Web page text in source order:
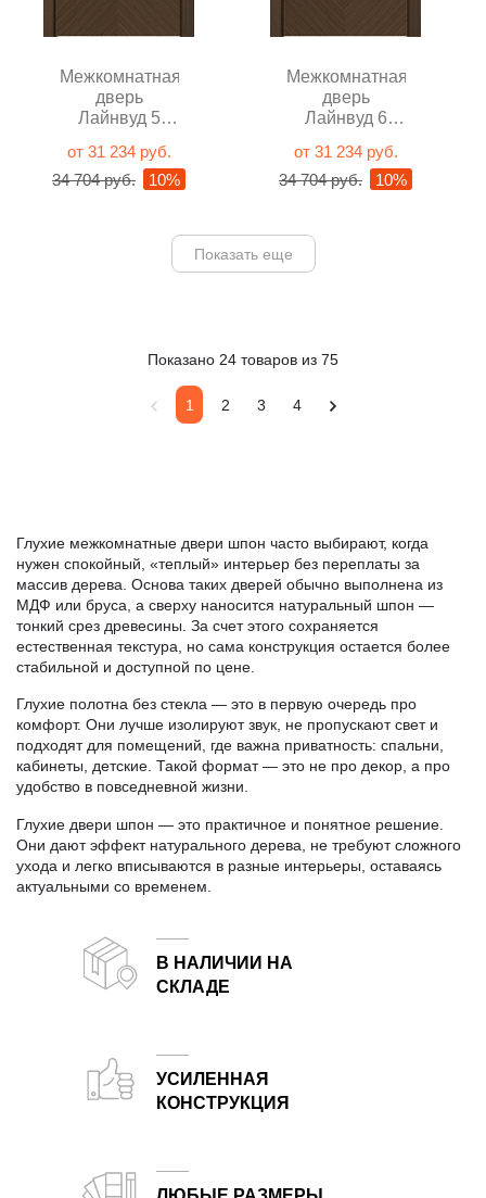
Межкомнатная
дверь
Лайнвуд 5
от 31 234 руб.
34 704 руб.
10%
Межкомнатная
дверь
Лайнвуд 6
от 31 234 руб.
34 704 руб.
10%
Показать еще
Показано 24 товаров из 75
1 2 3 4
Глухие межкомнатные двери шпон часто выбирают, когда
нужен спокойный, «теплый» интерьер без переплаты за
массив дерева. Основа таких дверей обычно выполнена из
МДФ или бруса, а сверху наносится натуральный шпон —
тонкий срез древесины. За счет этого сохраняется
естественная текстура, но сама конструкция остается более
стабильной и доступной по цене.
Глухие полотна без стекла — это в первую очередь про
комфорт. Они лучше изолируют звук, не пропускают свет и
подходят для помещений, где важна приватность: спальни,
кабинеты, детские. Такой формат — это не про декор, а про
удобство в повседневной жизни.
Глухие двери шпон — это практичное и понятное решение.
Они дают эффект натурального дерева, не требуют сложного
ухода и легко вписываются в разные интерьеры, оставаясь
актуальными со временем.
В НАЛИЧИИ НА
СКЛАДЕ
УСИЛЕННАЯ
КОНСТРУКЦИЯ